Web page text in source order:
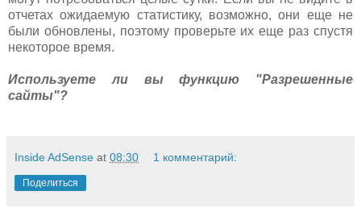
отчетах ожидаемую статистику, возможно, они еще не
были обновлены, поэтому проверьте их еще раз спустя
некоторое время.
Используете ли вы функцию "Разрешенные
сайты"?
Inside AdSense at 08:30 1 комментарий:
Поделиться